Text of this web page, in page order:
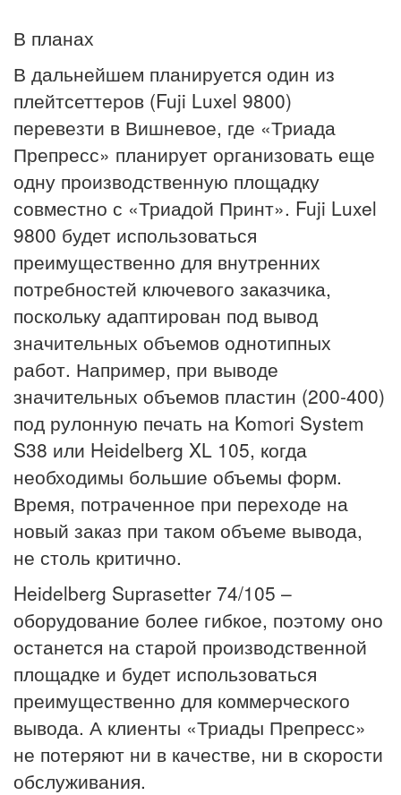
В планах
В дальнейшем планируется один из
плейтсеттеров (Fuji Luxel 9800)
перевезти в Вишневое, где «Триада
Препресс» планирует организовать еще
одну производственную площадку
совместно с «Триадой Принт». Fuji Luxel
9800 будет использоваться
преимущественно для внутренних
потребностей ключевого заказчика,
поскольку адаптирован под вывод
значительных объемов однотипных
работ. Например, при выводе
значительных объемов пластин (200-400)
под рулонную печать на Komori System
S38 или Heidelberg XL 105, когда
необходимы большие объемы форм.
Время, потраченное при переходе на
новый заказ при таком объеме вывода,
не столь критично.
Heidelberg Suprasetter 74/105 –
оборудование более гибкое, поэтому оно
останется на старой производственной
площадке и будет использоваться
преимущественно для коммерческого
вывода. А клиенты «Триады Препресс»
не потеряют ни в качестве, ни в скорости
обслуживания.